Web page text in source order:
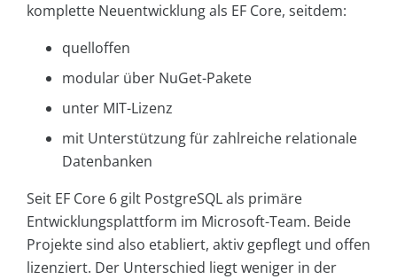
komplette Neuentwicklung als EF Core, seitdem:
quelloffen
modular über NuGet-Pakete
unter MIT-Lizenz
mit Unterstützung für zahlreiche relationale
Datenbanken
Seit EF Core 6 gilt PostgreSQL als primäre
Entwicklungsplattform im Microsoft-Team. Beide
Projekte sind also etabliert, aktiv gepflegt und offen
lizenziert. Der Unterschied liegt weniger in der